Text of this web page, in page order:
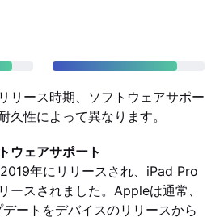
リース時期、ソフトウェアサポー
久性によって異なります。
ウェアサポート
年にリリースされ、iPad Pro
スされました。Appleは通常、
ートをデバイスのリリースから